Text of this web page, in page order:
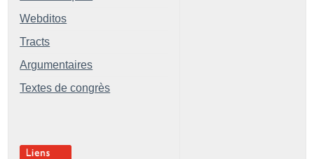
Webditos
Tracts
Argumentaires
Textes de congrès